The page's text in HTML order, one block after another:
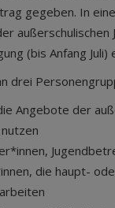
gegeben. In
(bis Anfang Juli)
drei
Angebote der
die haupt-